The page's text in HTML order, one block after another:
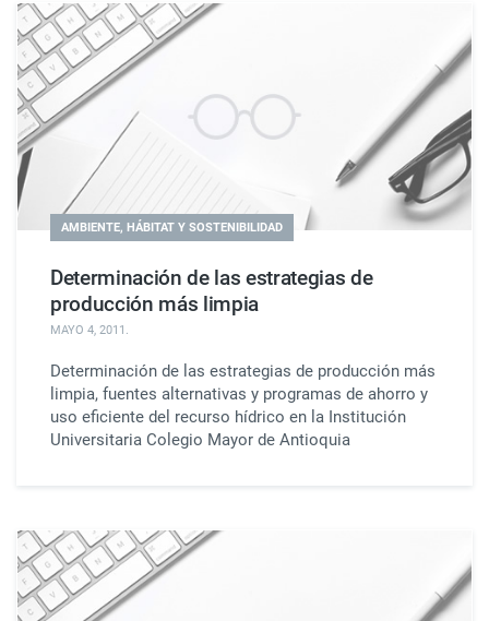
AMBIENTE, HÁBITAT Y SOSTENIBILIDAD
Determinación de las estrategias de
producción más limpia
MAYO 4, 2011 .
Determinación de las estrategias de producción más
limpia, fuentes alternativas y programas de ahorro y
uso eficiente del recurso hídrico en la Institución
Universitaria Colegio Mayor de Antioquia